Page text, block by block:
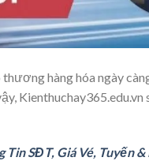
hàng hóa ngày
Tin SĐT, Giá Vé, Tuyến